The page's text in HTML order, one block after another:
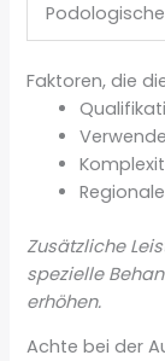
Faktoren, die
Zusätzliche
spezielle
erhöhen.
Achte bei der